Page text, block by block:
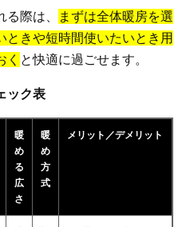
際は、
まずは全体暖房を選
ときや短時間使いたいとき用
く と快適に過ごせます。
ック表
暖
め
る
広
さ
暖
め
方
式
メリット／デメリット